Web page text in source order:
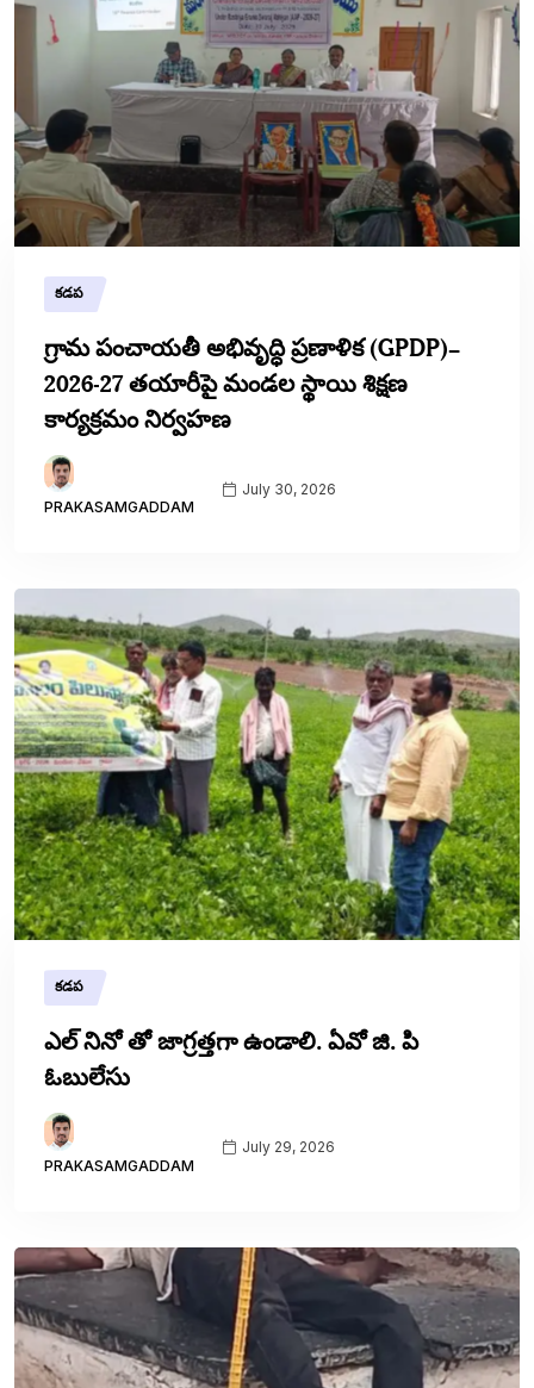
కడప
గ్రామ పంచాయతీ అభివృద్ధి ప్రణాళిక (GPDP)–
2026-27 తయారీపై మండల స్థాయి శిక్షణ
కార్యక్రమం నిర్వహణ
PRAKASAMGADDAM
July 30, 2026
కడప
ఎల్ నినో తో జాగ్రత్తగా ఉండాలి. ఏవో జి. పి
ఓబులేసు
PRAKASAMGADDAM
July 29, 2026